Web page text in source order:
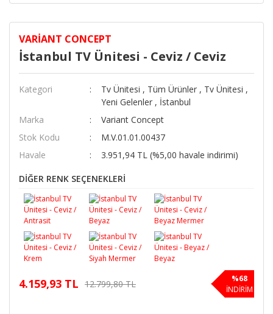
VARIANT CONCEPT
İstanbul TV Ünitesi - Ceviz / Ceviz
Kategori Tv Ünitesi , Tüm Ürünler , Tv Ünitesi ,
Yeni Gelenler , İstanbul
Marka
Variant Concept
Stok Kodu
M.V.01.01.00437
Havale
3.951,94 TL (%5,00 havale indirimi)
DİĞER RENK SEÇENEKLERİ
4.159,93 TL 12.799,80 TL
%68
İNDİRİM